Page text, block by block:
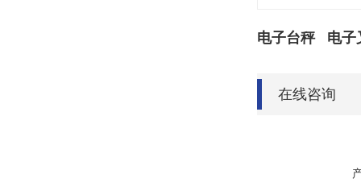
电子台秤 电子
在线咨询